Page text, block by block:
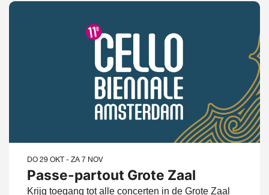
Passe-partout Grote Zaal
Krijg toegang tot alle concerten in de Grote Zaal
DO 29 OKT - ZA 7 NOV